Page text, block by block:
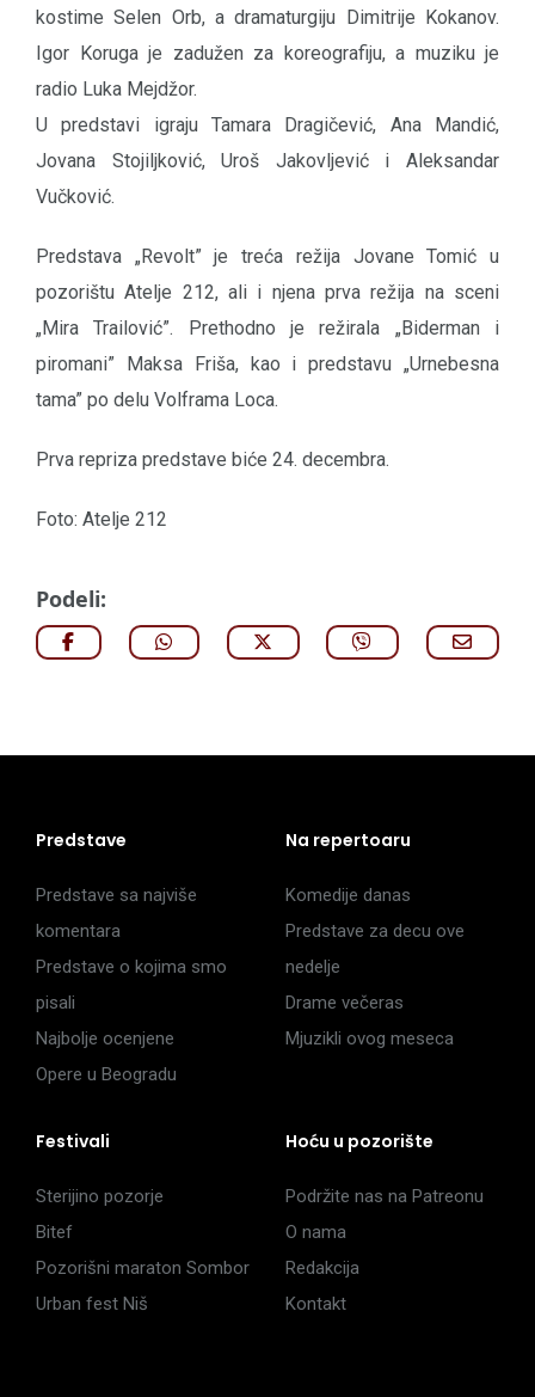
kostime Selen Orb, a dramaturgiju Dimitrije Kokanov.
Igor Koruga je zadužen za koreografiju, a muziku je
radio Luka Mejdžor.
U predstavi igraju Tamara Dragičević, Ana Mandić,
Jovana Stojiljković, Uroš Jakovljević i Aleksandar
Vučković.
Predstava „Revolt” je treća režija Jovane Tomić u
pozorištu Atelje 212, ali i njena prva režija na sceni
„Mira Trailović”. Prethodno je režirala „Biderman i
piromani” Maksa Friša, kao i predstavu „Urnebesna
tama” po delu Volframa Loca.
Prva repriza predstave biće 24. decembra.
Foto: Atelje 212
Podeli:
Predstave
Predstave sa najviše
komentara
Predstave o kojima smo
pisali
Najbolje ocenjene
Opere u Beogradu
Na repertoaru
Komedije danas
Predstave za decu ove
nedelje
Drame večeras
Mjuzikli ovog meseca
Festivali
Sterijino pozorje
Bitef
Pozorišni maraton Sombor
Urban fest Niš
Hoću u pozorište
Podržite nas na Patreonu
O nama
Redakcija
Kontakt